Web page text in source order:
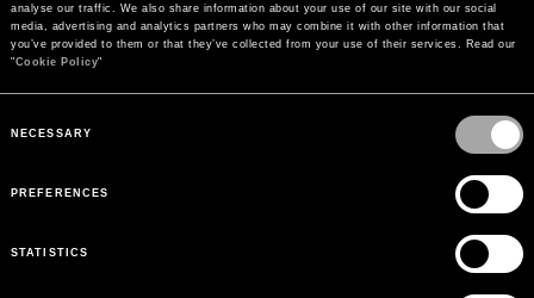
analyse our traffic. We also share information about your use of our site with our social
media, advertising and analytics partners who may combine it with other information that
you’ve provided to them or that they’ve collected from your use of their services. Read our
"Cookie Policy"
Selection
NECESSARY
PREFERENCES
STATISTICS